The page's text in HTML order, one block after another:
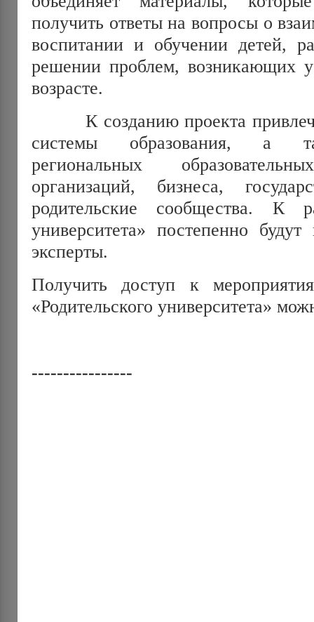
получить ответы на вопросы о
воспитании и обучении детей,
решении проблем, возникающих
возрасте.
К созданию проекта
системы образования, а
региональных
организаций, бизнеса,
родительские сообщества. К
университета» постепенно
эксперты.
Получить доступ к
«Родительского университета»
----------------